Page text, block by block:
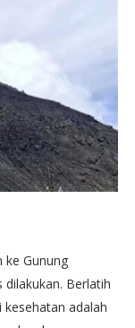
ke Gunung
Berlatih
adalah